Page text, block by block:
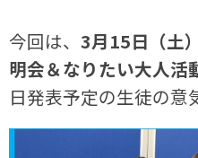
今回は、3月15日（土
明会＆なりたい大人活
日発表予定の生徒の意